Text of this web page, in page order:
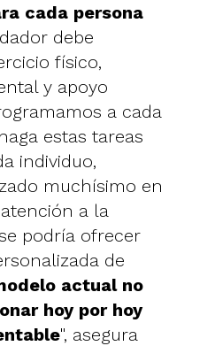
cada persona
debe
físico,
y apoyo
a cada
estas tareas
individuo,
muchísimo en
a la
podría ofrecer
de
actual no
hoy por hoy
", asegura